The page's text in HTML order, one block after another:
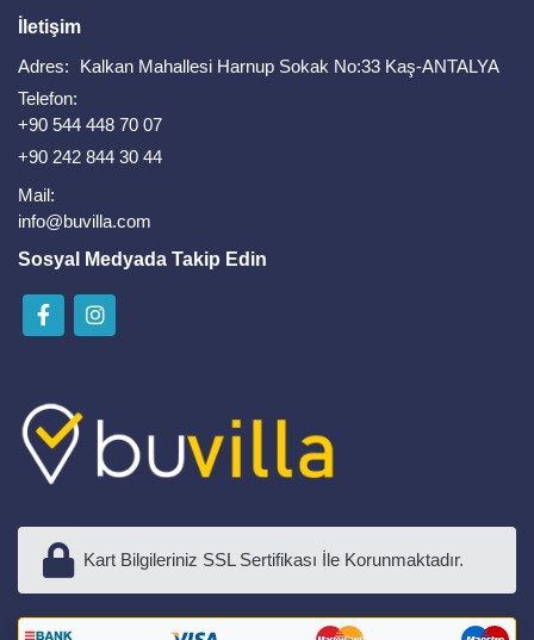
İletişim
Adres:
Kalkan Mahallesi Harnup Sokak No:33 Kaş-ANTALYA
Telefon:
+90 544 448 70 07
+90 242 844 30 44
Mail:
info@buvilla.com
Sosyal Medyada Takip Edin
Kart Bilgileriniz SSL Sertifikası İle Korunmaktadır.